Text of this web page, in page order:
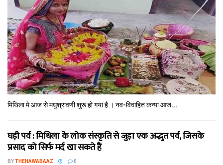
मिथि‍ला मे आज से मधुश्रावणी शुरू हो गया है । नव-विवाहित कन्‍या आज...
घड़ी पर्व : मिथि‍ला के लोक संस्कृति से जुड़ा एक अद्भुत पर्व, जिसके
प्रसाद को सिर्फ मर्द खा सकते हैं
BYTHEHAWABAAZ 0